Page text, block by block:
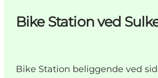
Bike Station ved
Bike Station beliggende ved